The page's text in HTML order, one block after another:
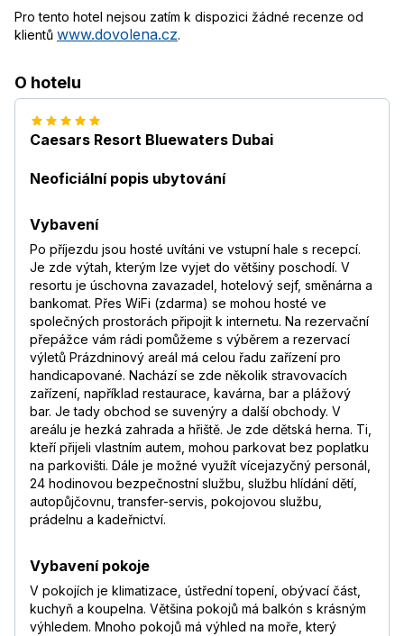
Pro tento hotel nejsou zatím k dispozici žádné recenze od
klientů www.dovolena.cz.
O hotelu
Caesars Resort Bluewaters Dubai
Neoficiální popis ubytování
Vybavení
Po příjezdu jsou hosté uvítáni ve vstupní hale s recepcí.
Je zde výtah, kterým lze vyjet do většiny poschodí. V
resortu je úschovna zavazadel, hotelový sejf, směnárna a
bankomat. Přes WiFi (zdarma) se mohou hosté ve
společných prostorách připojit k internetu. Na rezervační
přepážce vám rádi pomůžeme s výběrem a rezervací
výletů Prázdninový areál má celou řadu zařízení pro
handicapované. Nachází se zde několik stravovacích
zařízení, například restaurace, kavárna, bar a plážový
bar. Je tady obchod se suvenýry a další obchody. V
areálu je hezká zahrada a hřiště. Je zde dětská herna. Ti,
kteří přijeli vlastním autem, mohou parkovat bez poplatku
na parkovišti. Dále je možné využít vícejazyčný personál,
24 hodinovou bezpečnostní službu, službu hlídání dětí,
autopůjčovnu, transfer-servis, pokojovou službu,
prádelnu a kadeřnictví.
Vybavení pokoje
V pokojích je klimatizace, ústřední topení, obývací část,
kuchyň a koupelna. Většina pokojů má balkón s krásným
výhledem. Mnoho pokojů má výhled na moře, který